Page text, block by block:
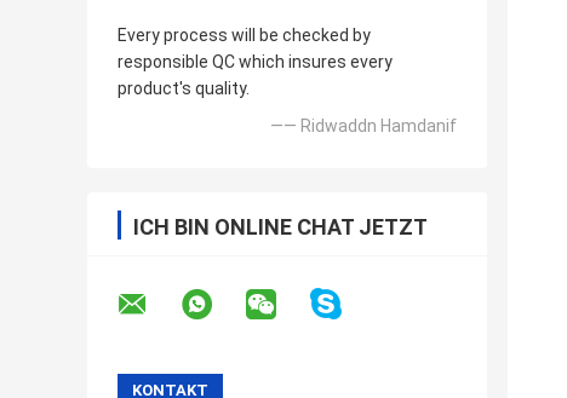
Every process will be checked by
responsible QC which insures every
product's quality.
—— Ridwaddn Hamdanif
ICH BIN ONLINE CHAT JETZT